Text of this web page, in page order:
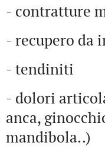
- contratture
- recupero da
- tendiniti
- dolori
anca,
mandibola..)